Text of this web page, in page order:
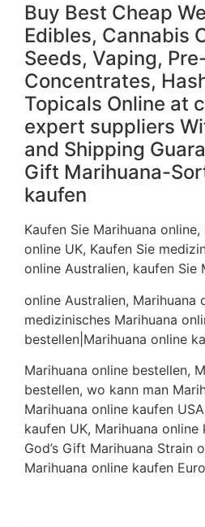
Buy Best Cheap
Edibles, Cannabis
Seeds, Vaping,
Concentrates,
Topicals Online at
expert suppliers
and Shipping
Gift Marihuana-
kaufen
Kaufen Sie Marihuana
online UK, Kaufen Sie
online Australien, kaufen Sie
online Australien, Marihuana
medizinisches Marihuana
bestellen|Marihuana online
Marihuana online bestellen,
bestellen, wo kann man
Marihuana online kaufen
kaufen UK, Marihuana online
God’s Gift Marihuana Strain
Marihuana online kaufen